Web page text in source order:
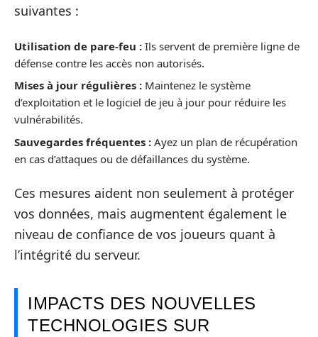
suivantes :
Utilisation de pare-feu : Ils servent de première ligne de
défense contre les accès non autorisés.
Mises à jour régulières : Maintenez le système
d’exploitation et le logiciel de jeu à jour pour réduire les
vulnérabilités.
Sauvegardes fréquentes : Ayez un plan de récupération
en cas d’attaques ou de défaillances du système.
Ces mesures aident non seulement à protéger
vos données, mais augmentent également le
niveau de confiance de vos joueurs quant à
l’intégrité du serveur.
IMPACTS DES NOUVELLES
TECHNOLOGIES SUR